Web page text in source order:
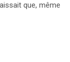
que, même